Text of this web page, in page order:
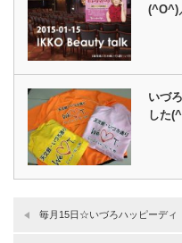
(^O^)
いづ
した
毎月15日☆いづろハッピーディ